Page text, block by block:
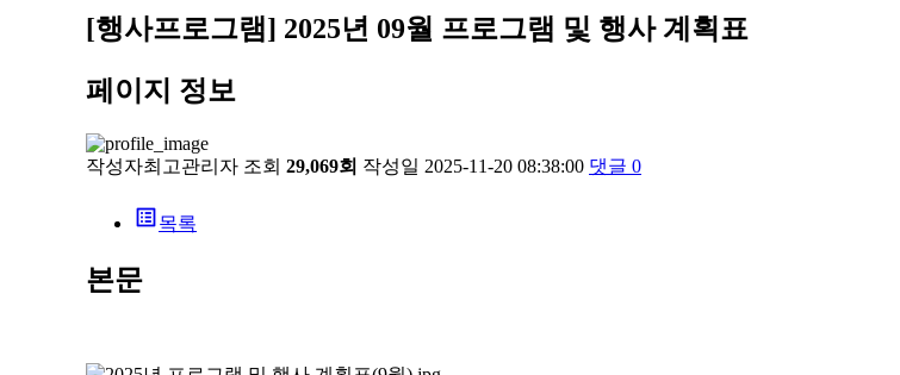
[행사프로그램] 2025년 09월 프로그램 및 행사 계획표
페이지 정보
작성자최고관리자 조회 29,069회 작성일 2025-11-20 08:38:00 댓글 0
list_alt목록
본문